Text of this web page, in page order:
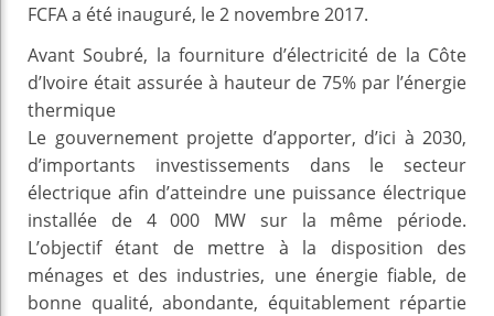
FCFA a été inauguré, le 2 novembre 2017.
Avant Soubré, la fourniture d’électricité de la Côte
d’Ivoire était assurée à hauteur de 75% par l’énergie
thermique
Le gouvernement projette d’apporter, d’ici à 2030,
d’importants investissements dans le secteur
électrique afin d’atteindre une puissance électrique
installée de 4 000 MW sur la même période.
L’objectif étant de mettre à la disposition des
ménages et des industries, une énergie fiable, de
bonne qualité, abondante, équitablement répartie